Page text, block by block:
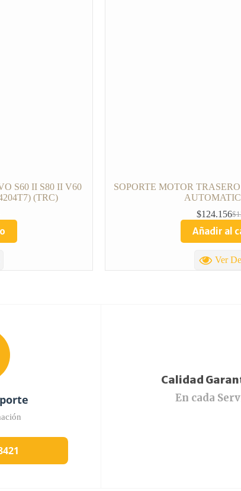
S60 II S80 II V60
(TRC)
SOPORTE MOTOR
$
$124.156
Añadir al
Ver
Calidad
En cada